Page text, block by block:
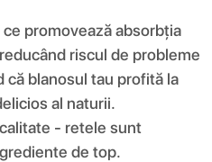
promovează absorbția
riscul de probleme
că blanosul tau profită la
al naturii.
- retele sunt
de top.